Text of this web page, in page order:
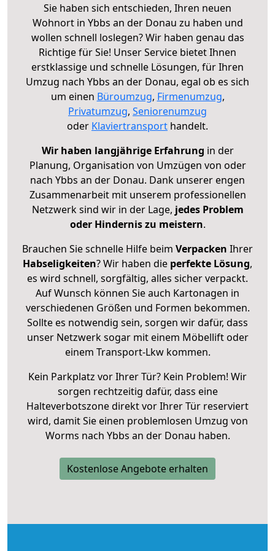
Sie haben sich entschieden, Ihren neuen
Wohnort in Ybbs an der Donau zu haben und
wollen schnell loslegen? Wir haben genau das
Richtige für Sie! Unser Service bietet Ihnen
erstklassige und schnelle Lösungen, für Ihren
Umzug nach Ybbs an der Donau, egal ob es sich
um einen Büroumzug, Firmenumzug,
Privatumzug, Seniorenumzug
oder Klaviertransport handelt.
Wir haben langjährige Erfahrung in der
Planung, Organisation von Umzügen von oder
nach Ybbs an der Donau. Dank unserer engen
Zusammenarbeit mit unserem professionellen
Netzwerk sind wir in der Lage, jedes Problem
oder Hindernis zu meistern.
Brauchen Sie schnelle Hilfe beim Verpacken Ihrer
Habseligkeiten? Wir haben die perfekte Lösung,
es wird schnell, sorgfältig, alles sicher verpackt.
Auf Wunsch können Sie auch Kartonagen in
verschiedenen Größen und Formen bekommen.
Sollte es notwendig sein, sorgen wir dafür, dass
unser Netzwerk sogar mit einem Möbellift oder
einem Transport-Lkw kommen.
Kein Parkplatz vor Ihrer Tür? Kein Problem! Wir
sorgen rechtzeitig dafür, dass eine
Halteverbotszone direkt vor Ihrer Tür reserviert
wird, damit Sie einen problemlosen Umzug von
Worms nach Ybbs an der Donau haben.
Kostenlose Angebote erhalten